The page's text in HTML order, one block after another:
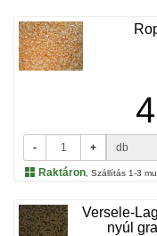
- + db
Raktáron , Szállítás 1-3
Versele-
nyúl